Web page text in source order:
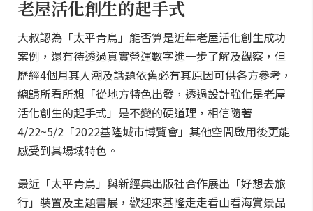
老屋活化創生的起手式
大叔認為「太平青鳥」能否算是近年老屋活化創生成功
案例，還有待透過真實營運數字進一步了解及觀察，但
歷經4個月其人潮及話題依舊必有其原因可供各方參考，
總歸所看所想「從地方特色出發，透過設計強化是老屋
活化創生的起手式」是不變的硬道理，相信隨著
4/22~5/2「2022基隆城市博覽會」其他空間啟用後更能
感受到其場域特色。
最近「太平青鳥」與新經典出版社合作展出「好想去旅
行」裝置及主題書展，歡迎來基隆走走看山看海賞景品